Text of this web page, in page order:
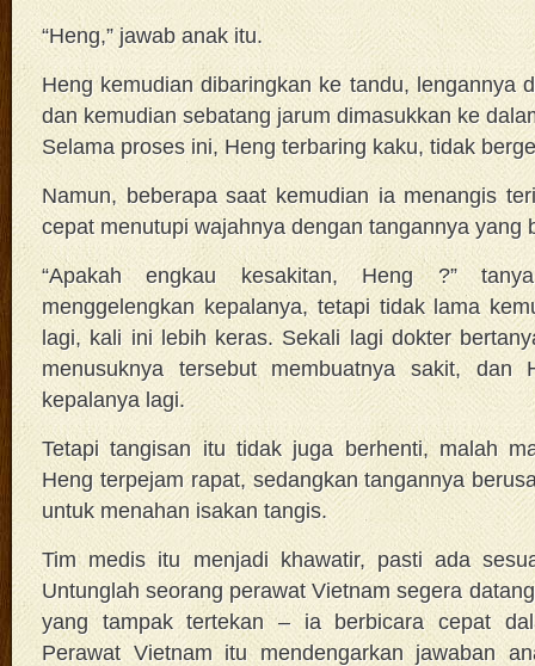
“Heng,” jawab anak itu.
Heng kemudian dibaringkan ke tandu, lengannya
dan kemudian sebatang jarum dimasukkan ke
Selama proses ini, Heng terbaring kaku, tidak
Namun, beberapa saat kemudian ia menangis
cepat menutupi wajahnya dengan tangannya yang
“Apakah engkau kesakitan, Heng ?”
menggelengkan kepalanya, tetapi tidak lama
lagi, kali ini lebih keras. Sekali lagi dokter
menusuknya tersebut membuatnya sakit, dan
kepalanya lagi.
Tetapi tangisan itu tidak juga berhenti, malah
Heng terpejam rapat, sedangkan tangannya
untuk menahan isakan tangis.
Tim medis itu menjadi khawatir, pasti ada
Untunglah seorang perawat Vietnam segera
yang tampak tertekan – ia berbicara cepat
Perawat Vietnam itu mendengarkan jawaban